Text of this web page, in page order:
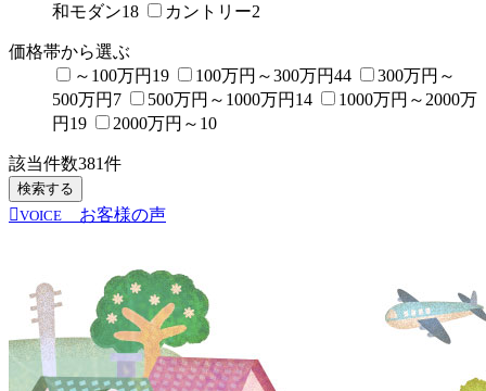
和モダン18 カントリー2
価格帯から選ぶ
～100万円 19 100万円～300万円44
300万円～
500万円 7 500万円～1000万円 14
1000万円～2000万
円 19 2000万円～ 10
該当件数381件
検索する
VOICE
お客様の声